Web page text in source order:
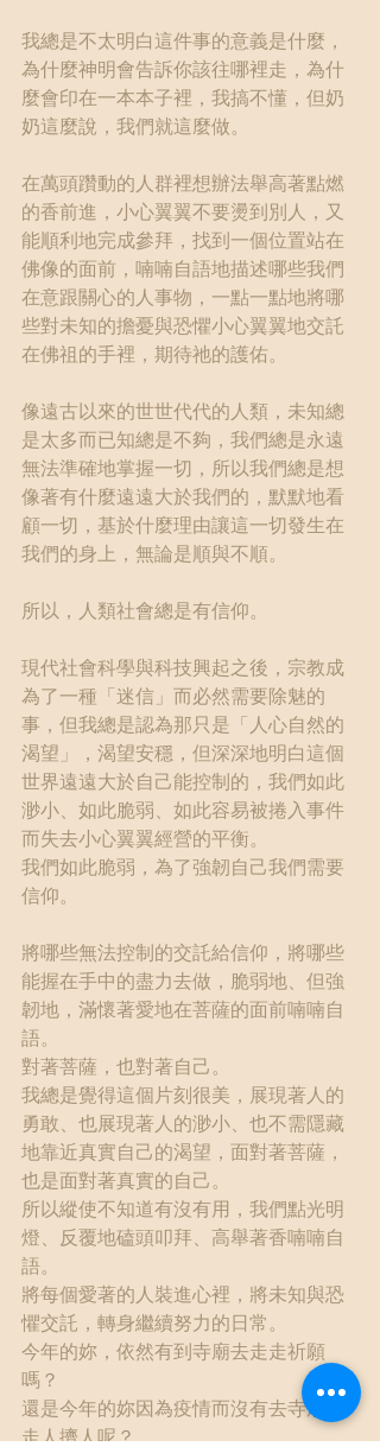
我總是不太明白這件事的意義是什麼，
為什麼神明會告訴你該往哪裡走，為什
麼會印在一本本子裡，我搞不懂，但奶
奶這麼說，我們就這麼做。
在萬頭躦動的人群裡想辦法舉高著點燃
的香前進，小心翼翼不要燙到別人，又
能順利地完成參拜，找到一個位置站在
佛像的面前，喃喃自語地描述哪些我們
在意跟關心的人事物，一點一點地將哪
些對未知的擔憂與恐懼小心翼翼地交託
在佛祖的手裡，期待祂的護佑。
像遠古以來的世世代代的人類，未知總
是太多而已知總是不夠，我們總是永遠
無法準確地掌握一切，所以我們總是想
像著有什麼遠遠大於我們的，默默地看
顧一切，基於什麼理由讓這一切發生在
我們的身上，無論是順與不順。
所以，人類社會總是有信仰。
現代社會科學與科技興起之後，宗教成
為了一種「迷信」而必然需要除魅的
事，但我總是認為那只是「人心自然的
渴望」，渴望安穩，但深深地明白這個
世界遠遠大於自己能控制的，我們如此
渺小、如此脆弱、如此容易被捲入事件
而失去小心翼翼經營的平衡。
我們如此脆弱，為了強韌自己我們需要
信仰。
將哪些無法控制的交託給信仰，將哪些
能握在手中的盡力去做，脆弱地、但強
韌地，滿懷著愛地在菩薩的面前喃喃自
語。
對著菩薩，也對著自己。
我總是覺得這個片刻很美，展現著人的
勇敢、也展現著人的渺小、也不需隱藏
地靠近真實自己的渴望，面對著菩薩，
也是面對著真實的自己。
所以縱使不知道有沒有用，我們點光明
燈、反覆地磕頭叩拜、高舉著香喃喃自
語。
將每個愛著的人裝進心裡，將未知與恐
懼交託，轉身繼續努力的日常。
今年的妳，依然有到寺廟去走走祈願
嗎？
還是今年的妳因為疫情而沒有去寺廟走
走人擠人呢？